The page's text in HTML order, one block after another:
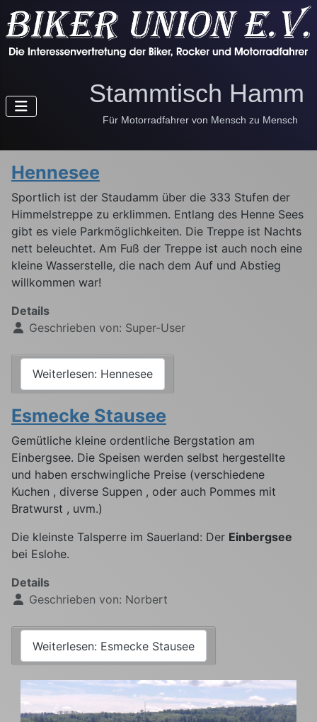
Stammtisch Hamm
Für Motorradfahrer von Mensch zu Mensch
Hennesee
Sportlich ist der Staudamm über die 333 Stufen der
Himmelstreppe zu erklimmen. Entlang des Henne Sees
gibt es viele Parkmöglichkeiten. Die Treppe ist Nachts
nett beleuchtet. Am Fuß der Treppe ist auch noch eine
kleine Wasserstelle, die nach dem Auf und Abstieg
willkommen war!
Details
Geschrieben von: Super-User
Weiterlesen: Hennesee
Esmecke Stausee
Gemütliche kleine ordentliche Bergstation am
Einbergsee. Die Speisen werden selbst hergestellte
und haben erschwingliche Preise (verschiedene
Kuchen , diverse Suppen , oder auch Pommes mit
Bratwurst , uvm.)
Die kleinste Talsperre im Sauerland: Der Einbergsee
bei Eslohe.
Details
Geschrieben von: Norbert
Weiterlesen: Esmecke Stausee